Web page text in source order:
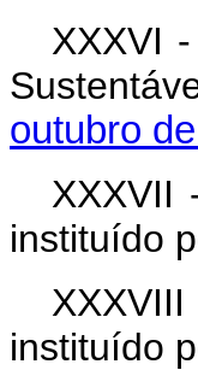
XXXVI
outubro
XXXVII
instituído
instituído